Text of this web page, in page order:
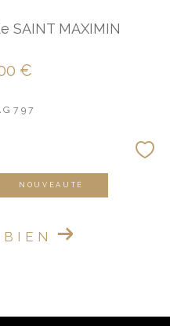
SAINT MAXIMIN
€
NOUVEAUTÉ